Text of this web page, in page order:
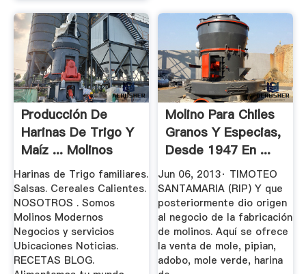
Producción De
Harinas De Trigo Y
Maíz ... Molinos
Modernos
Harinas de Trigo familiares.
Salsas. Cereales Calientes.
NOSOTROS . Somos
Molinos Modernos
Negocios y servicios
Ubicaciones Noticias.
RECETAS BLOG.
Molino Para Chiles
Granos Y Especias,
Desde 1947 En ...
Jun 06, 2013· TIMOTEO
SANTAMARIA (RIP) Y que
posteriormente dio origen
al negocio de la fabricación
de molinos. Aquí se ofrece
la venta de mole, pipian,
adobo, mole verde, harina